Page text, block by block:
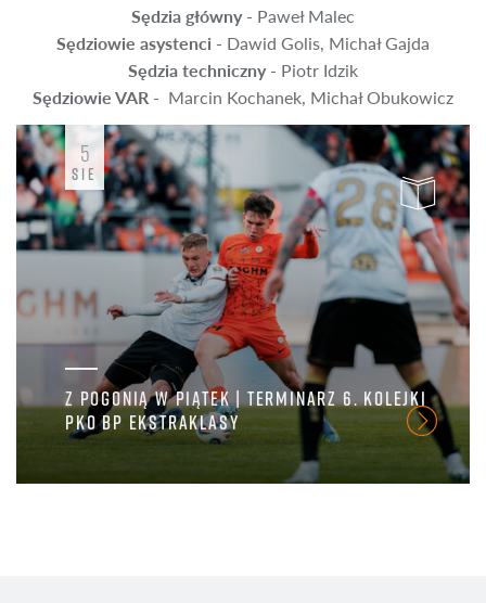
Sędzia główny - Paweł Malec
Sędziowie asystenci - Dawid Golis, Michał Gajda
Sędzia techniczny - Piotr Idzik
Sędziowie VAR - Marcin Kochanek, Michał Obukowicz
Z POGONIĄ W PIĄTEK | TERMINARZ 6. KOLEJKI
PKO BP EKSTRAKLASY
5
SIE